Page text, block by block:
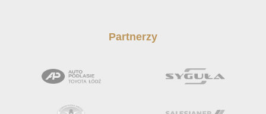
Partnerzy